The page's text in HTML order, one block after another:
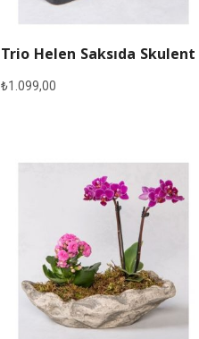
Trio Helen Saksıda Skulent
₺1.099,00